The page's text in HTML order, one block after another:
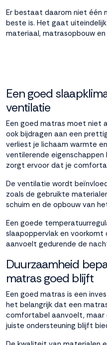
Er bestaat daarom niet één
beste is. Het gaat
materiaal, matrasopbouw en
Een goed
ventilatie
Een goed matras moet niet
ook bijdragen aan een
verliest je lichaam warmte
ventilerende
zorgt ervoor dat je
De ventilatie wordt
zoals de gebruikte
schuim en de opbouw van
Een goede
slaapoppervlak en
aanvoelt gedurende de
Duurzaamheid
matras goed blijft
Een goed matras is een
het belangrijk dat een
comfortabel aanvoelt, maar
juiste ondersteuning blijft